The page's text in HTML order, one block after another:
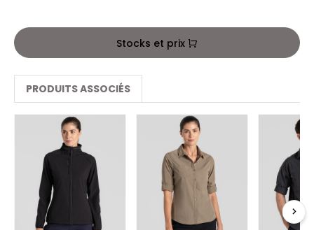
PROFESSIONNELLE
- BLOUSON
SERIE
Stocks et prix
PRODUITS ASSOCIÉS